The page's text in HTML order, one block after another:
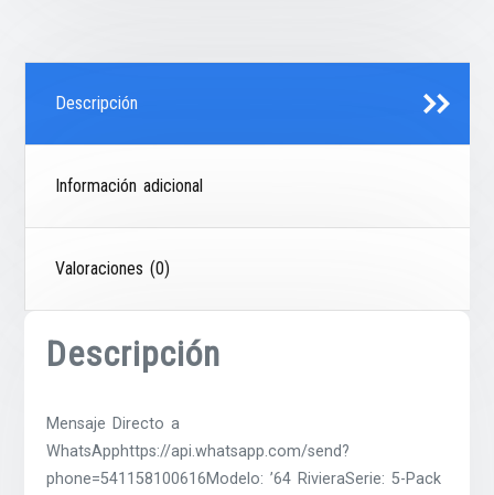
Descripción
Información adicional
Valoraciones (0)
Descripción
Mensaje Directo a
WhatsApphttps://api.whatsapp.com/send?
phone=541158100616Modelo: ’64 RivieraSerie: 5-Pack